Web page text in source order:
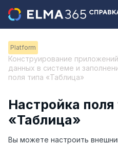
Platform
Конструирование
данных в системе и
поля типа «Таблица»
Настройка поля
«Таблица»
Вы можете настроить